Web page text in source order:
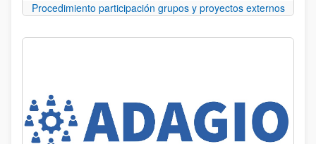
Procedimiento participación grupos y proyectos externos